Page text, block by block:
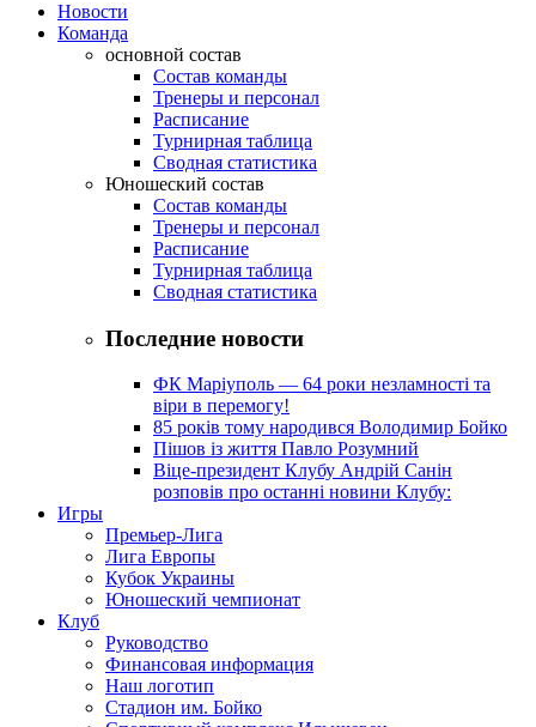
Новости
Команда
основной состав
Состав команды
Тренеры и персонал
Расписание
Турнирная таблица
Сводная статистика
Юношеский состав
Состав команды
Тренеры и персонал
Расписание
Турнирная таблица
Сводная статистика
Последние новости
ФК Маріуполь — 64 роки незламності та
віри в перемогу!
85 років тому народився Володимир Бойко
Пішов із життя Павло Розумний
Віце-президент Клубу Андрій Санін
розповів про останні новини Клубу:
Игры
Премьер-Лига
Лига Европы
Кубок Украины
Юношеский чемпионат
Клуб
Руководство
Финансовая информация
Наш логотип
Стадион им. Бойко